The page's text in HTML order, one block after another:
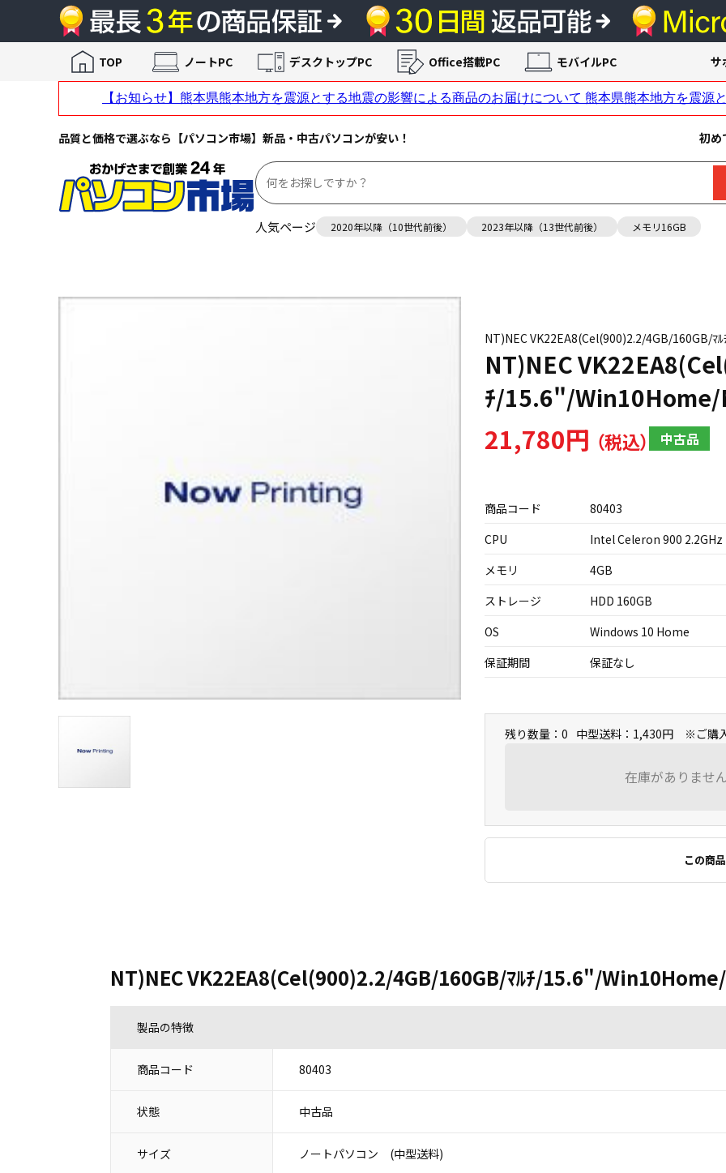
品質と価格で選ぶなら【パソコン市場】新品・中古パソコンが安い！ 初め
人気ページ 2020年以降（10世代前後） 2023年以降（13世代前後） メモリ16GB
TOP ノートPC デスクトップPC Office搭載PC モバイルPC サ
NT)NEC VK22EA8(Cel(900)2.2/4GB/160GB/
NT)NEC
ﾁ/15.6"/Win10Home/
21,780円 中古品
商品コード
80403
CPU
Intel Celeron 900 2.2GHz
メモリ
4GB
ストレージ
HDD 160GB
OS
Windows 10 Home
保証期間
保証なし
残り数量：0 中型送料：1,430円 ※ご購入
在庫がありませ
この商
NT)NEC VK22EA8(Cel(900)2.2/4GB/160GB/ﾏﾙﾁ/15.6"/Win10Home/
製品の特徴
商品コード 80403
状態 中古品
サイズ ノートパソコン (中型送料)